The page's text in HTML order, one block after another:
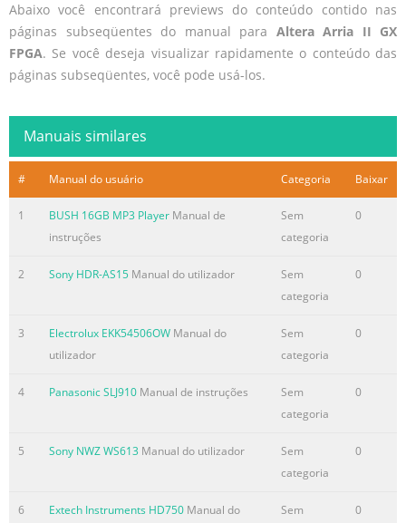
Abaixo você encontrará previews do conteúdo contido nas
páginas subseqüentes do manual para Altera Arria II GX
FPGA. Se você deseja visualizar rapidamente o conteúdo das
páginas subseqüentes, você pode usá-los.
Manuais similares
# Manual do usuário Categoria Baixar
1 BUSH 16GB MP3 Player Manual de
instruções
Sem
categoria
0
2 Sony HDR-AS15 Manual do utilizador
Sem
categoria
0
3 Electrolux EKK54506OW Manual do
utilizador
Sem
categoria
0
4 Panasonic SLJ910 Manual de instruções
Sem
categoria
0
5 Sony NWZ WS613 Manual do utilizador
Sem
categoria
0
6 Extech Instruments HD750 Manual do
Sem
0